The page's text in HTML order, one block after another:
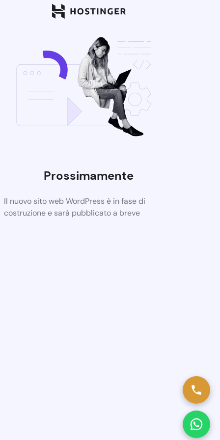
Prossimamente
Il nuovo sito web WordPress è in fase di
costruzione e sarà pubblicato a breve